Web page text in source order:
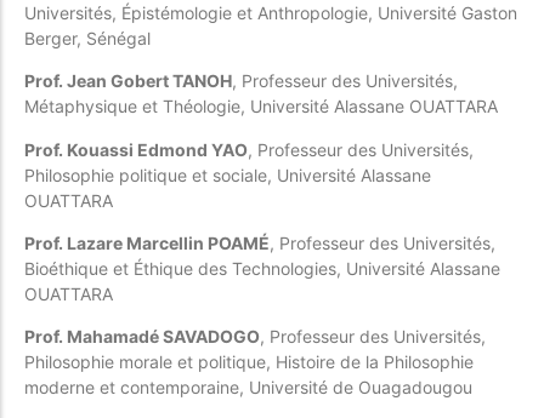
Universités, Épistémologie et Anthropologie, Université Gaston
Berger, Sénégal
Prof. Jean Gobert TANOH, Professeur des Universités,
Métaphysique et Théologie, Université Alassane OUATTARA
Prof. Kouassi Edmond YAO, Professeur des Universités,
Philosophie politique et sociale, Université Alassane
OUATTARA
Prof. Lazare Marcellin POAMÉ, Professeur des Universités,
Bioéthique et Éthique des Technologies, Université Alassane
OUATTARA
Prof. Mahamadé SAVADOGO, Professeur des Universités,
Philosophie morale et politique, Histoire de la Philosophie
moderne et contemporaine, Université de Ouagadougou